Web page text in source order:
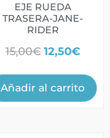
EJE RUEDA
TRASERA-JANE-
RIDER
15,00€ 12,50€
Añadir al carrito